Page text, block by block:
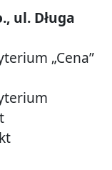
ul. Długa
„Cena”